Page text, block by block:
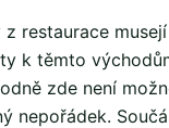
restaurace
k těmto
zde není
nepořádek.